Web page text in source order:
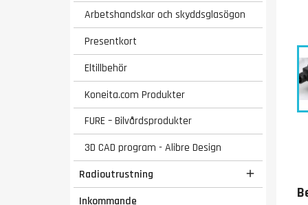
Arbetshandskar och skyddsglasögon
Presentkort
Eltillbehör
Koneita.com Produkter
FURE – Bilvårdsprodukter
3D CAD program - Alibre Design
Radioutrustning

Inkommande